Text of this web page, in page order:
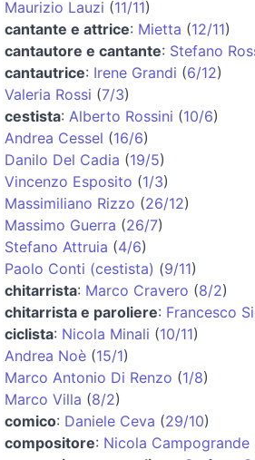
Maurizio Lauzi (11/11)
cantante e attrice: Mietta (12/11)
cantautore e cantante: Stefano
cantautrice: Irene Grandi (6/12)
Valeria Rossi (7/3)
cestista: Alberto Rossini (10/6)
Andrea Cessel (16/6)
Danilo Del Cadia (19/5)
Vincenzo Esposito (1/3)
Massimiliano Rizzo (26/12)
Massimo Guerra (26/7)
Stefano Attruia (4/6)
Paolo Conti (cestista) (9/11)
chitarrista: Marco Cravero (8/2)
chitarrista e paroliere: Francesco
ciclista: Nicola Minali (10/11)
Andrea Noè (15/1)
Marco Antonio Di Renzo (1/8)
Marco Villa (8/2)
comico: Daniele Ceva (29/10)
compositore: Nicola Campogrande